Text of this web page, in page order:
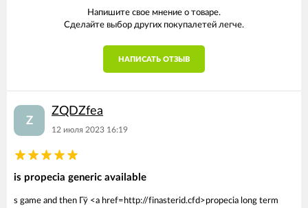
Напишите свое мнение о товаре.
Сделайте выбор других покупалетей легче.
НАПИСАТЬ ОТЗЫВ
Z
ZQDZfea
12 июля 2023 16:19
is propecia generic available
s game and then Гў <a href=http://finasterid.cfd>propecia long term